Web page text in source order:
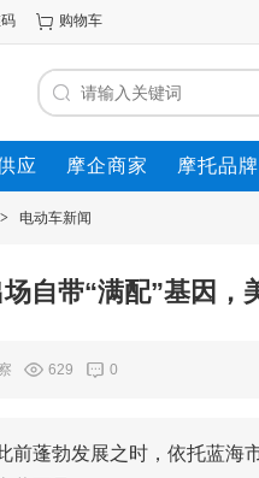
购物车
应 摩企商家 摩托品牌
> 电动车新闻
自带“满配”基因，
629 0
前蓬勃发展之时，依托蓝海